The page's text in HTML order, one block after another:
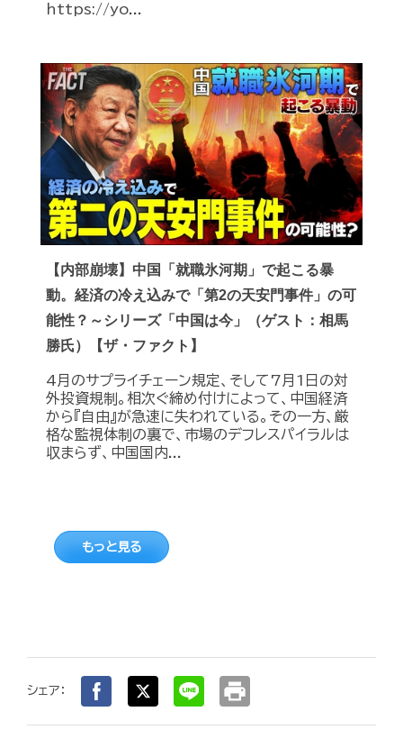
https://yo...
【内部崩壊】中国「就職氷河期」で起こる暴
動。経済の冷え込みで「第2の天安門事件」の可
能性？～シリーズ「中国は今」（ゲスト：相馬
勝氏）【ザ・ファクト】
4月のサプライチェーン規定、そして7月1日の対
外投資規制。相次ぐ締め付けによって、中国経済
から『自由』が急速に失われている。その一方、厳
格な監視体制の裏で、市場のデフレスパイラルは
収まらず、中国国内...
もっと見る
シェア： print